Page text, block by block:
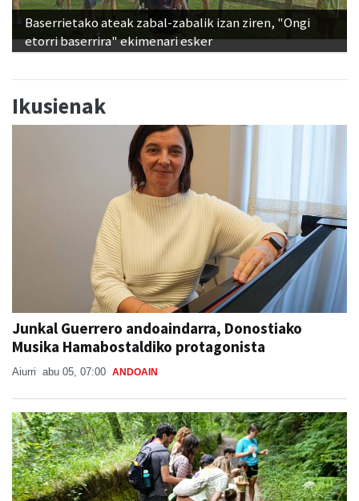
Baserrietako ateak zabal-zabalik izan ziren, "Ongi
etorri baserrira" ekimenari esker
Ikusienak
Junkal Guerrero andoaindarra, Donostiako
Musika Hamabostaldiko protagonista
Aiurri abu 05, 07:00 ANDOAIN